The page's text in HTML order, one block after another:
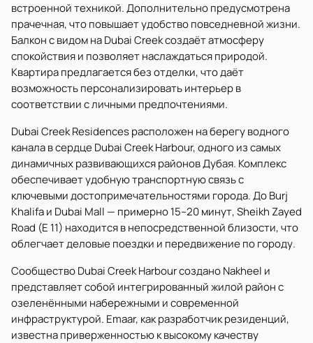
встроенной техникой. Дополнительно предусмотрена
прачечная, что повышает удобство повседневной жизни.
Балкон с видом на Dubai Creek создаёт атмосферу
спокойствия и позволяет наслаждаться природой.
Квартира предлагается без отделки, что даёт
возможность персонализировать интерьер в
соответствии с личными предпочтениями.
Dubai Creek Residences расположен на берегу водного
канала в сердце Dubai Creek Harbour, одного из самых
динамичных развивающихся районов Дубая. Комплекс
обеспечивает удобную транспортную связь с
ключевыми достопримечательностями города. До Burj
Khalifa и Dubai Mall — примерно 15–20 минут, Sheikh Zayed
Road (E 11) находится в непосредственной близости, что
облегчает деловые поездки и передвижение по городу.
Сообщество Dubai Creek Harbour создано Nakheel и
представляет собой интегрированный жилой район с
озеленёнными набережными и современной
инфраструктурой. Emaar, как разработчик резиденций,
известна приверженностью к высокому качеству